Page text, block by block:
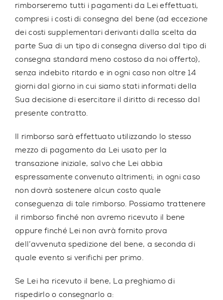
rimborseremo tutti i pagamenti da Lei effettuati,
compresi i costi di consegna del bene (ad eccezione
dei costi supplementari derivanti dalla scelta da
parte Sua di un tipo di consegna diverso dal tipo di
consegna standard meno costoso da noi offerto),
senza indebito ritardo e in ogni caso non oltre 14
giorni dal giorno in cui siamo stati informati della
Sua decisione di esercitare il diritto di recesso dal
presente contratto.
Il rimborso sarà effettuato utilizzando lo stesso
mezzo di pagamento da Lei usato per la
transazione iniziale, salvo che Lei abbia
espressamente convenuto altrimenti; in ogni caso
non dovrà sostenere alcun costo quale
conseguenza di tale rimborso. Possiamo trattenere
il rimborso finché non avremo ricevuto il bene
oppure finché Lei non avrà fornito prova
dell’avvenuta spedizione del bene, a seconda di
quale evento si verifichi per primo.
Se Lei ha ricevuto il bene, La preghiamo di
rispedirlo o consegnarlo a: